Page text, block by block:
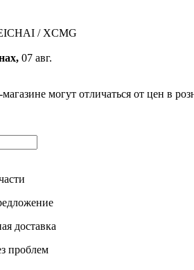
/ XCMG
07 авг.
могут отличаться от цен в
доставка
проблем